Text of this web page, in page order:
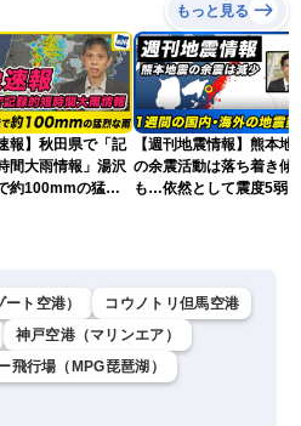
もっと見る
報】秋田県で「記
間大雨情報」湯沢
約100mmの猛烈
【週刊地震情報】熊本地
の余震活動は落ち着き傾
も…依然として震度5弱警
ト空港）
コウノトリ但馬空港
神戸空港（マリンエア）
飛行場（MPG琵琶湖）